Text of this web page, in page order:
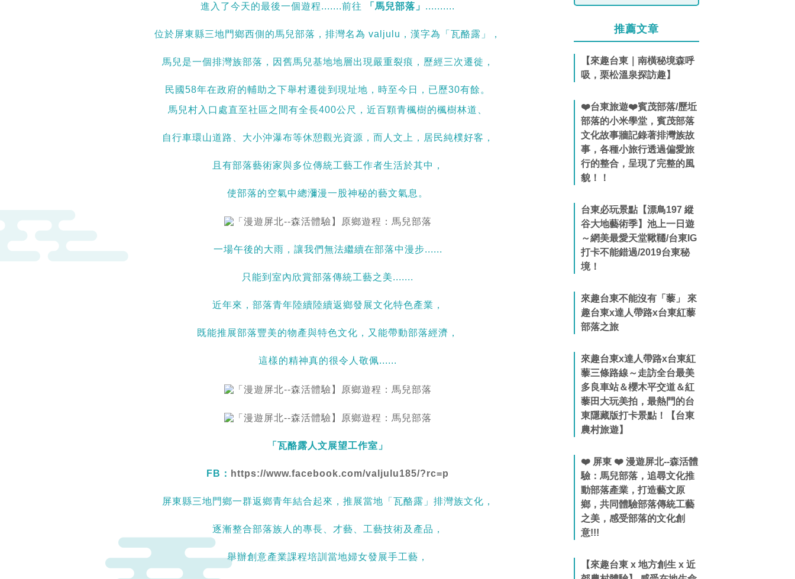
進入了今天的最後一個遊程.......前往 「馬兒部落」 ..........
位於屏東縣三地門鄉西側的馬兒部落，排灣名為 valjulu，漢字為「瓦酪露」，
馬兒是一個排灣族部落，因舊馬兒基地地層出現嚴重裂痕，歷經三次遷徙，
民國58年在政府的輔助之下舉村遷徙到現址地，時至今日，已歷30有餘。
馬兒村入口處直至社區之間有全長400公尺，近百顆青楓樹的楓樹林道、
自行車環山道路、大小沖瀑布等休憩觀光資源，而人文上，居民純樸好客，
且有部落藝術家與多位傳統工藝工作者生活於其中，
使部落的空氣中總瀰漫一股神秘的藝文氣息。
一場午後的大雨，讓我們無法繼續在部落中漫步......
只能到室內欣賞部落傳統工藝之美.......
近年來，部落青年陸續陸續返鄉發展文化特色產業，
既能推展部落豐美的物產與特色文化，又能帶動部落經濟，
這樣的精神真的很令人敬佩......
「瓦酪露人文展望工作室」
FB： https://www.facebook.com/valjulu185/?rc=p
屏東縣三地門鄉一群返鄉青年結合起來，推展當地「瓦酪露」排灣族文化，
逐漸整合部落族人的專長、才藝、工藝技術及產品，
舉辦創意產業課程培訓當地婦女發展手工藝，
推薦文章
【來趣台東｜南橫秘境森呼
吸，栗松溫泉探訪趣】
❤️台東旅遊❤️賓茂部落/歷坵
部落的小米學堂，賓茂部落
文化故事牆記錄著排灣族故
事，各種小旅行透過偏愛旅
行的整合，呈現了完整的風
貌！！
台東必玩景點【漂鳥197 縱
谷大地藝術季】池上一日遊
～網美最愛天堂鞦韆/台東IG
打卡不能錯過/2019台東秘
境！
來趣台東不能沒有「藜」 來
趣台東x達人帶路x台東紅藜
部落之旅
來趣台東x達人帶路x台東紅
藜三條路線～走訪全台最美
多良車站＆櫻木平交道＆紅
藜田大玩美拍，最熱門的台
東隱藏版打卡景點！【台東
農村旅遊】
❤️ 屏東 ❤️ 漫遊屏北--森活體
驗：馬兒部落，追尋文化推
動部落產業，打造藝文原
鄉，共同體驗部落傳統工藝
之美，感受部落的文化創
意!!!
【來趣台東 x 地方創生 x 近